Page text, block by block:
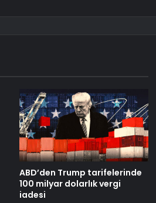
ABD’den Trump tarifelerinde
100 milyar dolarlık vergi
iadesi